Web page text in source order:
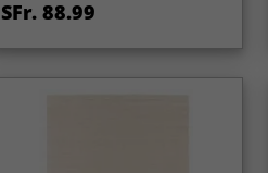
SFr. 88.99